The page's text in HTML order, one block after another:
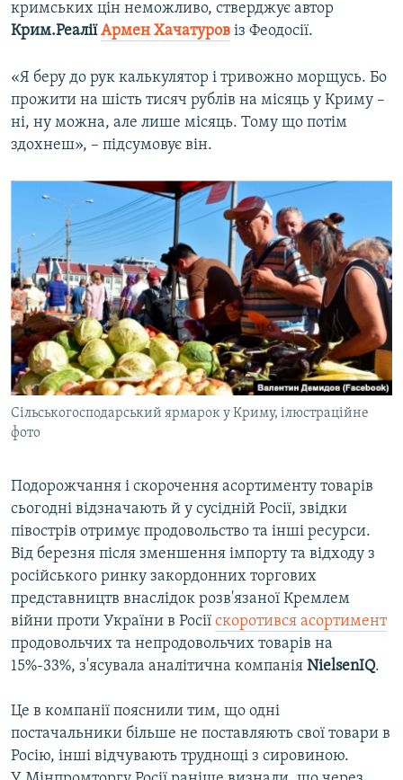
кримських цін неможливо, стверджує автор
Крим.РеаліїАрмен Хачатуров із Феодосії.
«Я беру до рук калькулятор і тривожно морщусь. Бо
прожити на шість тисяч рублів на місяць у Криму –
ні, ну можна, але лише місяць. Тому що потім
здохнеш», – підсумовує він.
Сільськогосподарський ярмарок у Криму, ілюстраційне
фото
Подорожчання і скорочення асортименту товарів
сьогодні відзначають й у сусідній Росії, звідки
півострів отримує продовольство та інші ресурси.
Від березня після зменшення імпорту та відходу з
російського ринку закордонних торгових
представництв внаслідок розв'язаної Кремлем
війни проти України в Росії скоротився асортимент
продовольчих та непродовольчих товарів на
15%-33%, з'ясувала аналітична компанія NielsenIQ.
Це в компанії пояснили тим, що одні
постачальники більше не поставляють свої товари в
Росію, інші відчувають труднощі з сировиною.